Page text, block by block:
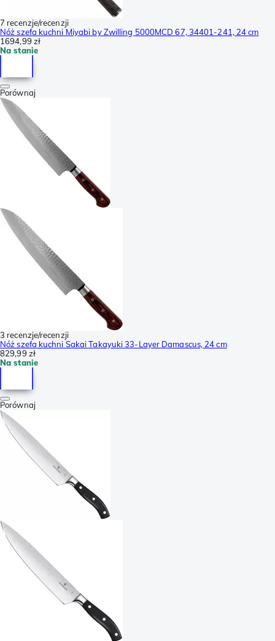
7 recenzje/recenzji
Nóż szefa kuchni Miyabi by Zwilling 5000MCD 67, 34401-241, 24 cm
1694,99 zł
Na stanie
Porównaj
3 recenzje/recenzji
Nóż szefa kuchni Sakai Takayuki 33-Layer Damascus, 24 cm
829,99 zł
Na stanie
Porównaj